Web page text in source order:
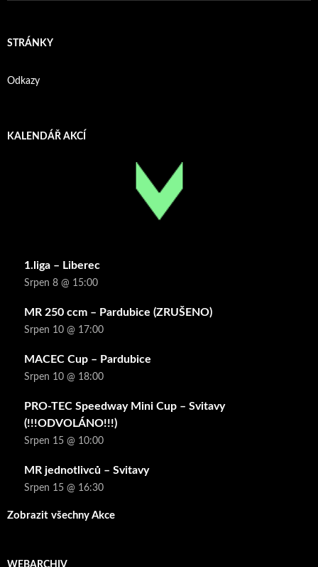
STRÁNKY
Odkazy
KALENDÁŘ AKCÍ
1.liga – Liberec
Srpen 8 @ 15:00
MR 250 ccm – Pardubice (ZRUŠENO)
Srpen 10 @ 17:00
MACEC Cup – Pardubice
Srpen 10 @ 18:00
PRO-TEC Speedway Mini Cup – Svitavy
(!!!ODVOLÁNO!!!)
Srpen 15 @ 10:00
MR jednotlivců – Svitavy
Srpen 15 @ 16:30
Zobrazit všechny Akce
WEBARCHIV